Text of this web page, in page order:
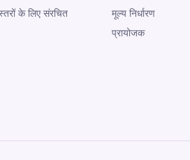
के लिए संरचित
मूल्य निर्धारण
प्रायोजक